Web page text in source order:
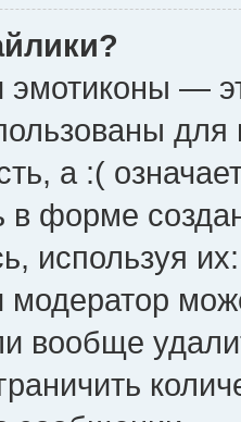
—
а :(
в форме
используя
вообще